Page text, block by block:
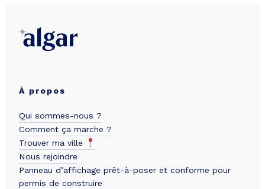
À propos
Qui sommes-nous ?
Comment ça marche ?
Trouver ma ville
Nous rejoindre
Panneau d’affichage prêt-à-poser et conforme pour
permis de construire